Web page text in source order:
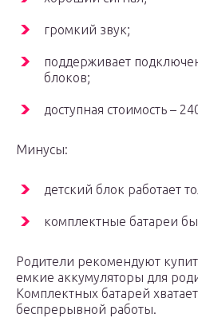
громкий звук;
поддерживает
блоков;
доступная стоимость –
Минусы:
детский блок работает
комплектные батареи
Родители рекомендуют
емкие аккумуляторы для
Комплектных батарей
беспрерывной работы.